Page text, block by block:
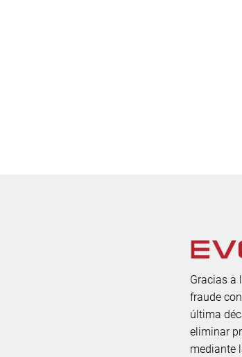
Gracias a
fraude
última
eliminar
mediante